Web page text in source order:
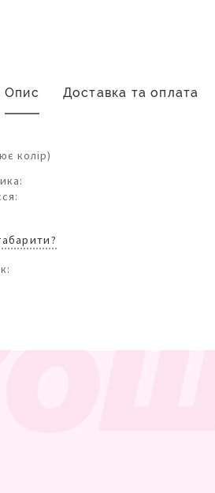
Опис Доставка та оплата
колір)